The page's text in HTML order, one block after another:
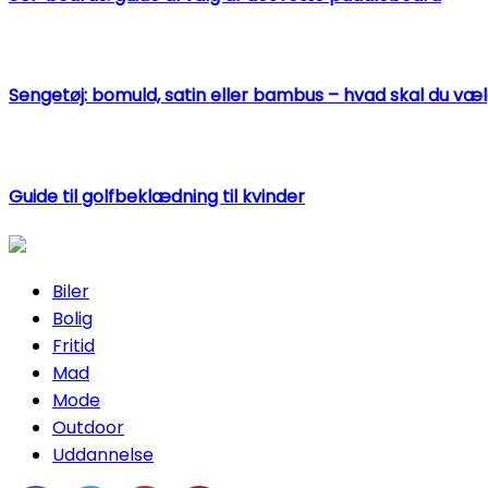
Sengetøj: bomuld, satin eller bambus – hvad skal du
Guide til golfbeklædning til kvinder
Biler
Bolig
Fritid
Mad
Mode
Outdoor
Uddannelse